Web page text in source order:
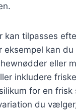
kan tilpasses
eksempel kan du
eller
inkludere
for en frisk
du